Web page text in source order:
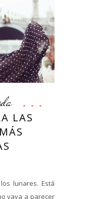
LAS
lunares. Está
vaya a parecer